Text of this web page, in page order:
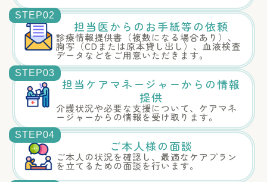
STEP02
担当医からのお手紙等の依頼
診療情報提供書（複数になる場合あり）、
胸写（CDまたは原本貸し出し）、血液検査
データなどをご用意いただきます。
STEP03
担当ケアマネージャーからの情報
提供
介護状況や必要な支援について、ケアマネ
ージャーからの情報を受け取ります。
STEP04
ご本人様の面談
ご本人の状況を確認し、最適なケアプラン
を立てるための面談を行います。